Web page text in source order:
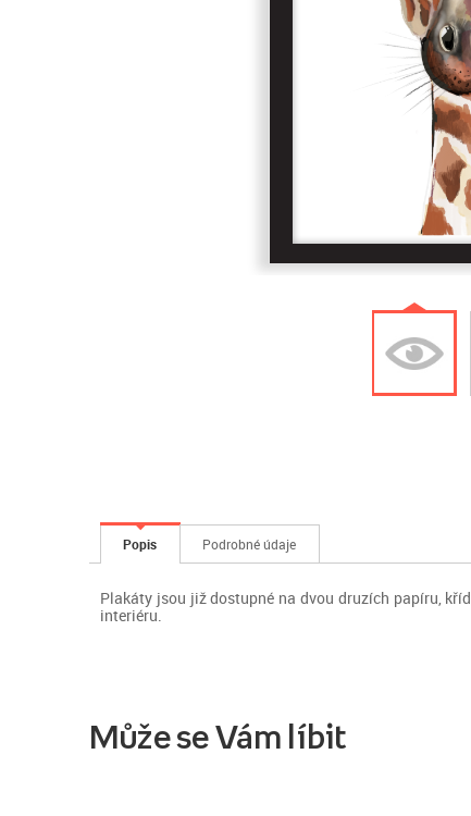
Popis Podrobné údaje
Plakáty jsou již dostupné na dvou druzích papíru,
interiéru.
Může se Vám líbit